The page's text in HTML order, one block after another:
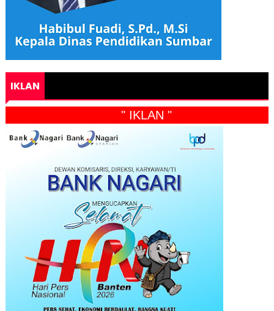
IKLAN
" IKLAN "